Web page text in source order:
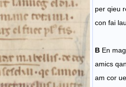
per qieu
con fai
B En
amics
am cor